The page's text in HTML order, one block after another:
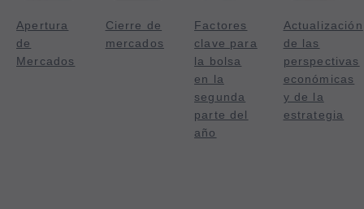
Apertura
de
Mercados
Cierre de
mercados
Factores
clave para
la bolsa
en la
segunda
parte del
año
Actualización
de las
perspectivas
económicas
y de la
estrategia